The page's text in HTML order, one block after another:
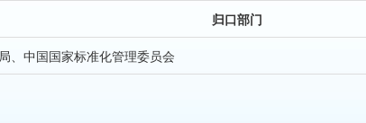
归口部门
、中国国家标准化管理委员会